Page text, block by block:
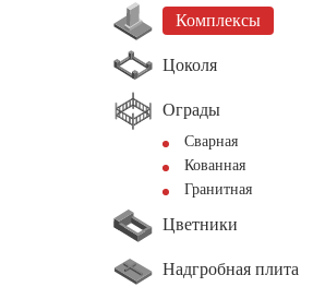
Комплексы
Цоколя
Ограды
Сварная
Кованная
Гранитная
Цветники
Надгробная плита